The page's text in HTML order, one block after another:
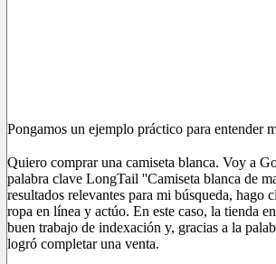
Pongamos un ejemplo práctico para entender
Quiero comprar una camiseta blanca. Voy a
palabra clave LongTail ''Camiseta blanca de
resultados relevantes para mi búsqueda, hago
ropa en línea y actúo. En este caso, la tienda
buen trabajo de indexación y, gracias a la
logró completar una venta.